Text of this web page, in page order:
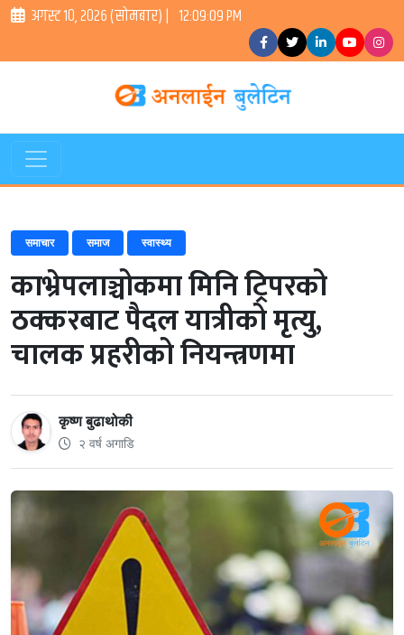
अगस्ट १०, २०२६ (सोमबार) | 12:09:10 PM
समाचार समाज स्वास्थ्य
काभ्रेपलाञ्चोकमा मिनि ट्रिपरको
ठक्करबाट पैदल यात्रीको मृत्यु,
चालक प्रहरीको नियन्त्रणमा
कृष्ण बुढाथोकी
२ वर्ष अगाडि